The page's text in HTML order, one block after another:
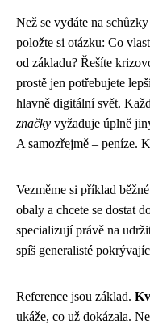
Než se vydáte na
položte si otázku: Co
od základu? Řešíte
prostě jen potřebujete
hlavně digitální svět.
značky vyžaduje úplně
A samozřejmě – peníze.
Vezměme si příklad
obaly a chcete se dostat
specializují právě na
spíš generalisté
Reference jsou základ.
ukáže, co už dokázala.